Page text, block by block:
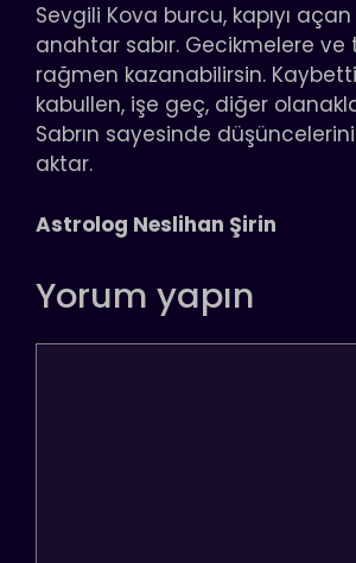
Sevgili Kova burcu, kapıyı
anahtar sabır. Gecikmelere ve
rağmen kazanabilirsin.
kabullen, işe geç, diğer
Sabrın sayesinde
aktar.
Astrolog Neslihan Şirin
Yorum yapın